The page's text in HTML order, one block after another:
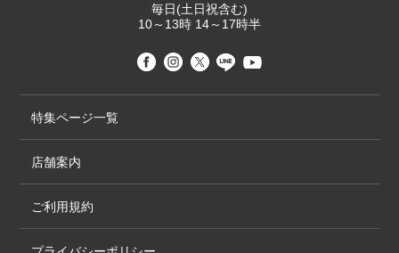
毎日(土日祝含む)
10～13時 14～17時半
特集ページ一覧
店舗案内
ご利用規約